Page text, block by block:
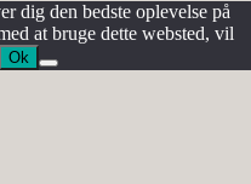
dig den bedste oplevelse på
at bruge dette websted, vil
Ok